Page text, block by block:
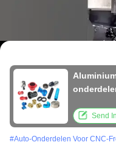
Send
#Auto-Onderdelen Voor CNC-